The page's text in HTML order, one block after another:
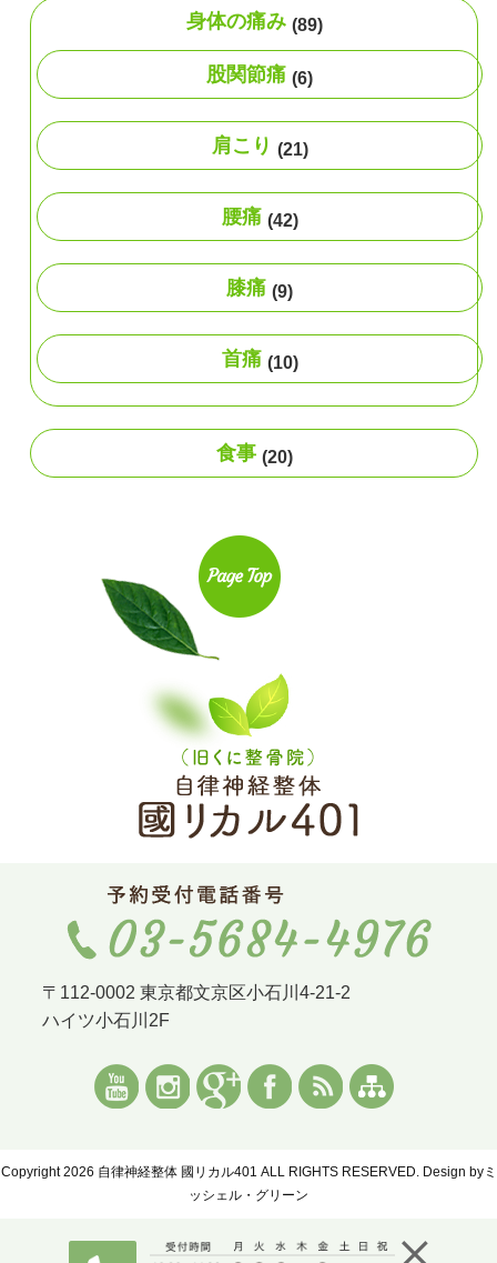
身体の痛み (89)
股関節痛 (6)
肩こり (21)
腰痛 (42)
膝痛 (9)
首痛 (10)
食事 (20)
〒112-0002 東京都文京区小石川4-21-2
ハイツ小石川2F
Copyright 2026 自律神経整体 國リカル401 ALL RIGHTS RESERVED. Design byミ
ッシェル・グリーン